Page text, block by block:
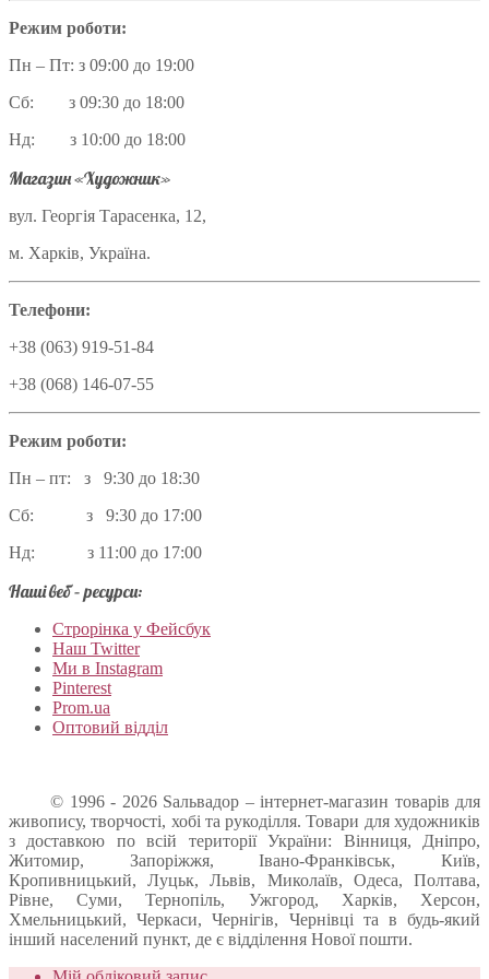
Режим роботи:
Пн – Пт: з 09:00 до 19:00
Сб: з 09:30 до 18:00
Нд: з 10:00 до 18:00
Магазин «Художник»
вул. Георгія Тарасенка, 12,
м. Харків, Україна.
Телефони:
+38 (063) 919-51-84
+38 (068) 146-07-55
Режим роботи:
Пн – пт: з 9:30 до 18:30
Сб: з 9:30 до 17:00
Нд: з 11:00 до 17:00
Наші веб – ресурси:
Строрінка у Фейсбук
Наш Twitter
Ми в Instagram
Pinterest
Prom.ua
Оптовий відділ
© 1996 - 2026 Sальвадор – інтернет-магазин товарів для
живопису, творчості, хобі та рукоділля. Товари для художників
з доставкою по всій території України: Вінниця, Дніпро,
Житомир, Запоріжжя, Івано-Франківськ, Київ,
Кропивницький, Луцьк, Львів, Миколаїв, Одеса, Полтава,
Рівне, Суми, Тернопіль, Ужгород, Харків, Херсон,
Хмельницький, Черкаси, Чернігів, Чернівці та в будь-який
інший населений пункт, де є відділення Нової пошти.